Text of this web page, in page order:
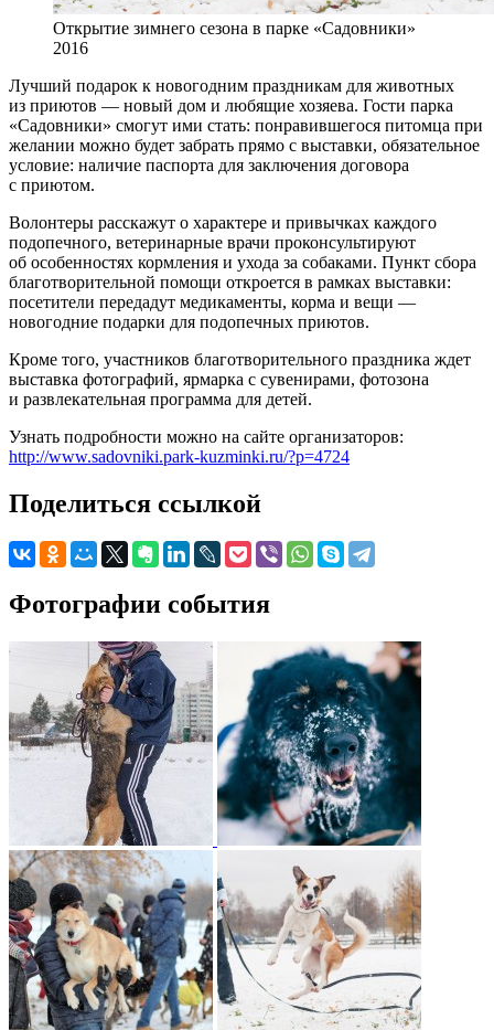
Открытие зимнего сезона в парке «Садовники»
2016
Лучший подарок к новогодним праздникам для животных
из приютов — новый дом и любящие хозяева. Гости парка
«Садовники» смогут ими стать: понравившегося питомца при
желании можно будет забрать прямо с выставки, обязательное
условие: наличие паспорта для заключения договора
с приютом.
Волонтеры расскажут о характере и привычках каждого
подопечного, ветеринарные врачи проконсультируют
об особенностях кормления и ухода за собаками. Пункт сбора
благотворительной помощи откроется в рамках выставки:
посетители передадут медикаменты, корма и вещи —
новогодние подарки для подопечных приютов.
Кроме того, участников благотворительного праздника ждет
выставка фотографий, ярмарка с сувенирами, фотозона
и развлекательная программа для детей.
Узнать подробности можно на сайте организаторов:
http://www.sadovniki.park-kuzminki.ru/?p=4724
Поделиться ссылкой
Фотографии события